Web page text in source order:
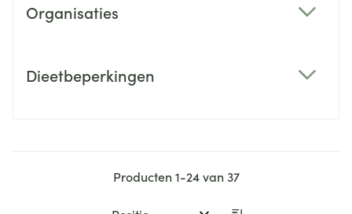
Organisaties
Dieetbeperkingen
Producten1-24van37